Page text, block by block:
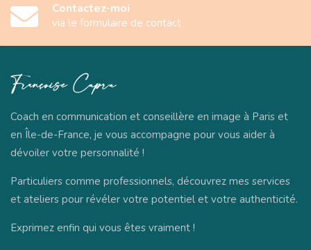
Contactez-moi
via le formulaire de contact
FrançoiseCapra
Coach en communication et conseillère en image à Paris et
en Île-de-France, je vous accompagne pour vous aider à
dévoiler votre personnalité !
Particuliers comme professionnels, découvrez mes services
et ateliers pour révéler votre potentiel et votre authenticité.
Exprimez enfin qui vous êtes vraiment !